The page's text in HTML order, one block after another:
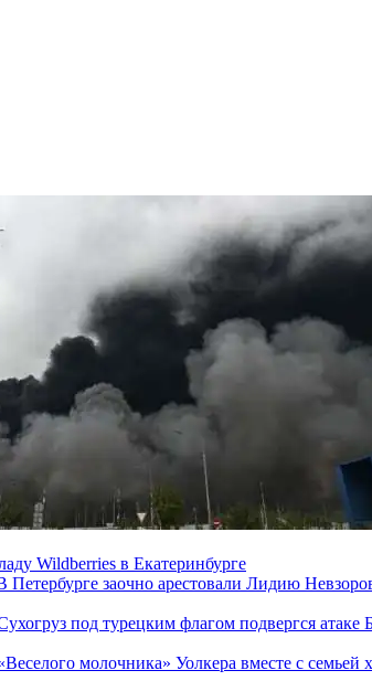
Wildberries в Екатеринбурге
Петербурге заочно арестовали Лидию
под турецким флагом подвергся
молочника» Уолкера вместе с семьей